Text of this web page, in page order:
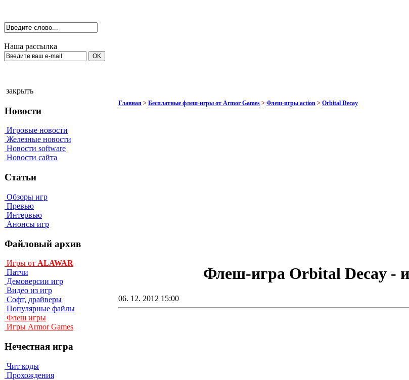
Наша рассылка
закрыть
Новости
Игровые новости
Железные новости
Новости software
Новости сайта
Статьи
Обзоры игр
Превью
Интервью
Анонсы игр
Файловый архив
Игры от ALAWAR
Патчи
Демоверсии игр
Видео из игр
Софт, драйверы
Популярные файлы
Флеш игры
Игры Armor Games
Нечестная игра
Чит коды
Прохождения
Главная > Бесплатные флеш-игры от Armor Games > Флеш-игры action > Orbital Decay
Флеш-игра Orbital Decay -
06. 12. 2012 15:00